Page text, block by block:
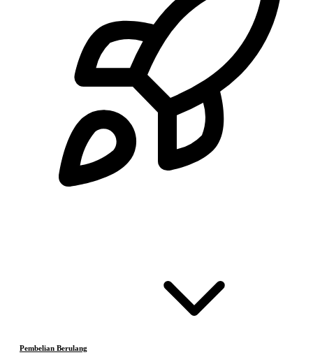
Pembelian Berulang